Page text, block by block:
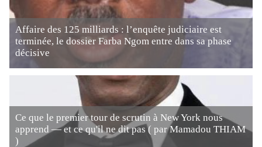
Affaire des 125 milliards : l’enquête judiciaire est
terminée, le dossier Farba Ngom entre dans sa phase
décisive
Ce que le premier tour de scrutin à New York nous
apprend — et ce qu'il ne dit pas ( par Mamadou THIAM
)